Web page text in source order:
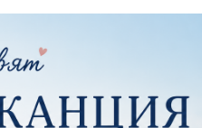
3D Повдигащи